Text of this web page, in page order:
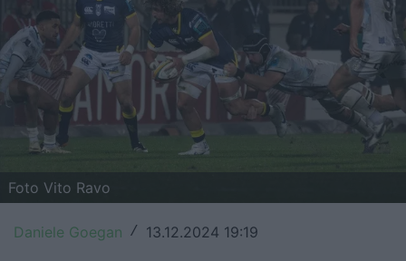
6 Nazioni
United Rugby Championship
Top14
Premiership
Foto Vito Ravo
Daniele Goegan / 13.12.2024 19:19